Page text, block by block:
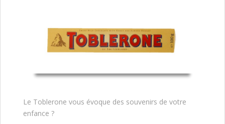
Le Toblerone vous évoque des souvenirs de votre
enfance ?